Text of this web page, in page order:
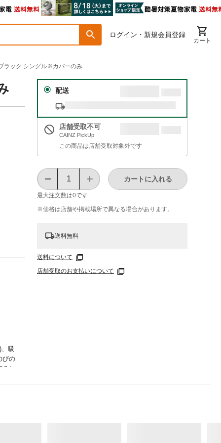
ログイン・新規会員登録
カート
ラック シングル※カバーのみ
配送
店舗受取不可
CAINZ PickUp
この商品は店舗受取対象外です
最大注文数は0です
カートに入れる
※価格は​店舗や​掲載場所で​異なる​場合が​あります。
送料無料
送料について
店舗受取のお支払いについて
吸
びの
に